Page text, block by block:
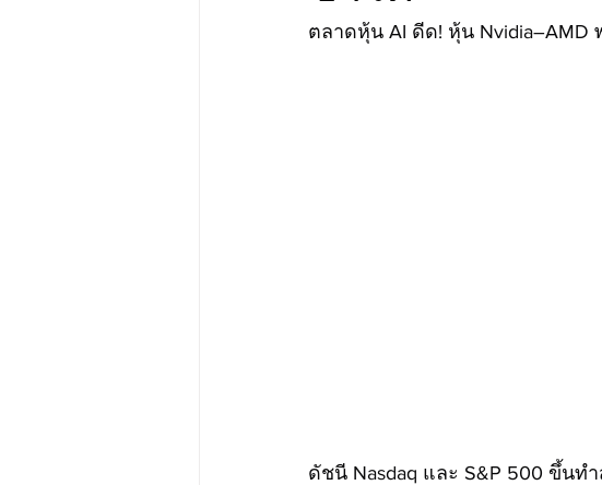
ตลาดหุ้น AI ดีด! หุ้น Nvidia–AMD
ดัชนี Nasdaq และ S&P 500 ขึ้นท